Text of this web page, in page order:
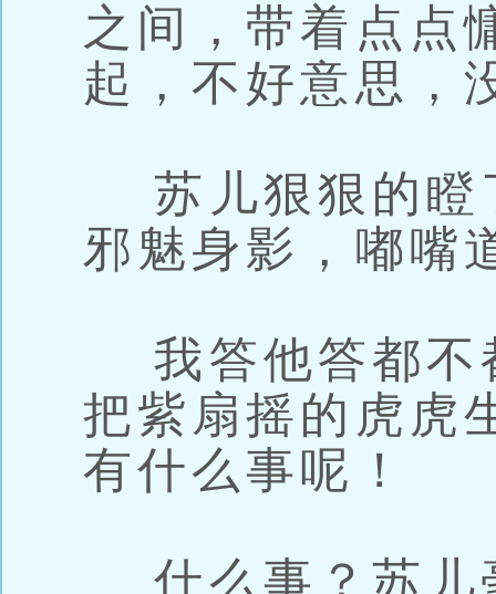
之间，带着点点
起，不好意思，
苏儿狠狠的瞪
邪魅身影，嘟嘴
我答他答都不
把紫扇摇的虎虎
有什么事呢！
什么事？苏儿